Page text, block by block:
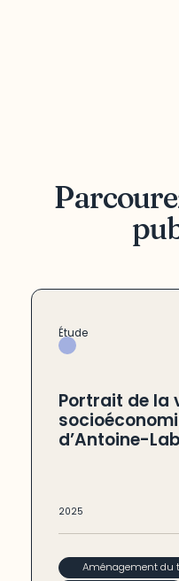
Étude
Portrait de la
d’Antoine-
2025
Aménagement du